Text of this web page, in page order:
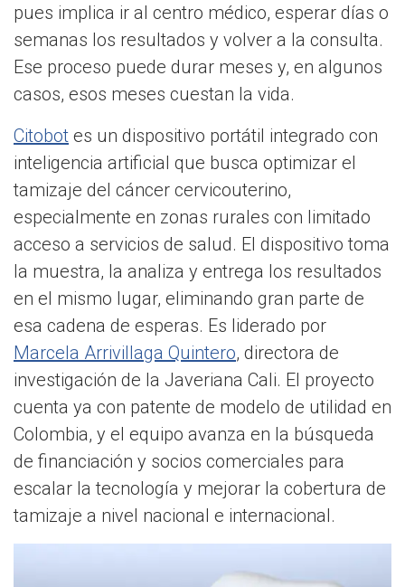
pues implica ir al centro médico, esperar días o
semanas los resultados y volver a la consulta.
Ese proceso puede durar meses y, en algunos
casos, esos meses cuestan la vida.
Citobot es un dispositivo portátil integrado con
inteligencia artificial que busca optimizar el
tamizaje del cáncer cervicouterino,
especialmente en zonas rurales con limitado
acceso a servicios de salud. El dispositivo toma
la muestra, la analiza y entrega los resultados
en el mismo lugar, eliminando gran parte de
esa cadena de esperas. Es liderado por
Marcela Arrivillaga Quintero, directora de
investigación de la Javeriana Cali. El proyecto
cuenta ya con patente de modelo de utilidad en
Colombia, y el equipo avanza en la búsqueda
de financiación y socios comerciales para
escalar la tecnología y mejorar la cobertura de
tamizaje a nivel nacional e internacional.